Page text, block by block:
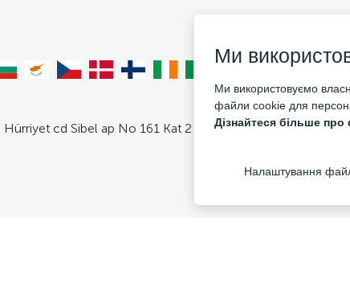
cd Sibel ap No 161 Kat 2 Daire 3 Şişli/İstanbul
Ми
Ми використовуємо
файли cookie для
Дізнайтеся більше
Налаштування